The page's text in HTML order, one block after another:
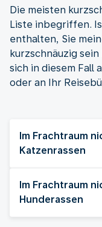
Die meisten
Liste inbegriffen.
enthalten, Sie
kurzschnäuzig
sich in diesem Fall
oder an Ihr
Im Frachtraum
Katzenrassen
Im Frachtraum
Hunderassen